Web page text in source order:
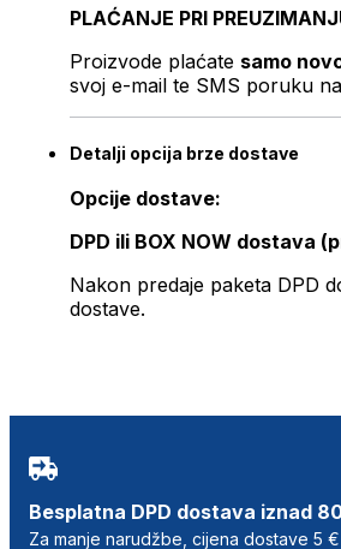
PLAĆANJE PRI
Proizvode plaćate samo
svoj e-mail te SMS poruku
Detalji opcija brze dostave
Opcije dostave:
DPD ili BOX NOW dostava
Nakon predaje paketa DPD
dostave.
Besplatna DPD dostava iznad
Za manje narudžbe, cijena dostave 5 €